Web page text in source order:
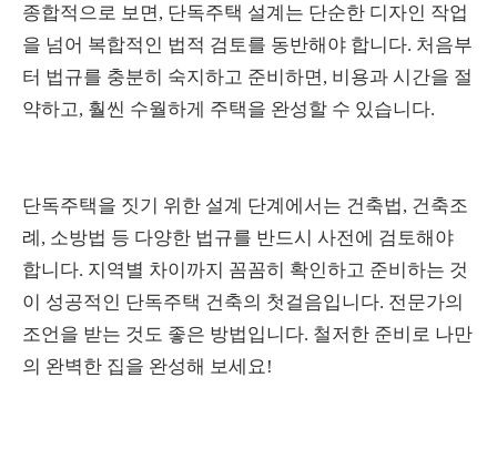
종합적으로 보면, 단독주택 설계는 단순한 디자인 작업
을 넘어 복합적인 법적 검토를 동반해야 합니다. 처음부
터 법규를 충분히 숙지하고 준비하면, 비용과 시간을 절
약하고, 훨씬 수월하게 주택을 완성할 수 있습니다.
단독주택을 짓기 위한 설계 단계에서는 건축법, 건축조
례, 소방법 등 다양한 법규를 반드시 사전에 검토해야
합니다. 지역별 차이까지 꼼꼼히 확인하고 준비하는 것
이 성공적인 단독주택 건축의 첫걸음입니다. 전문가의
조언을 받는 것도 좋은 방법입니다. 철저한 준비로 나만
의 완벽한 집을 완성해 보세요!